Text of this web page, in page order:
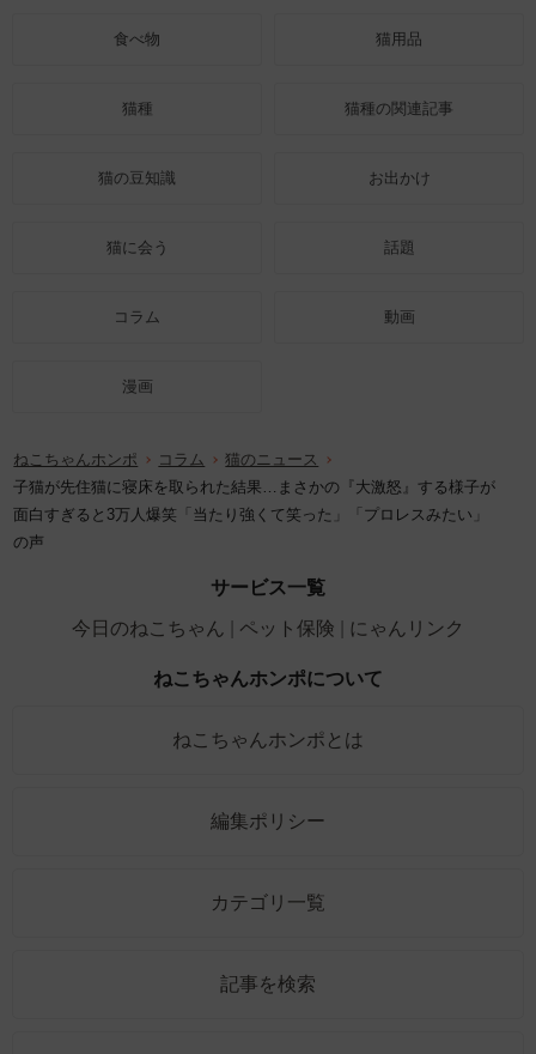
食べ物 猫用品
猫種 猫種の関連記事
猫の豆知識 お出かけ
猫に会う 話題
コラム 動画
漫画
ねこちゃんホンポ コラム
猫のニュース
子猫が先住猫に寝床を取られた結果…まさかの『大激怒』する様子が
面白すぎると3万人爆笑「当たり強くて笑った」「プロレスみたい」
の声
サービス一覧
今日のねこちゃん
ペット保険 にゃんリンク
ねこちゃんホンポについて
ねこちゃんホンポとは
編集ポリシー
カテゴリ一覧
記事を検索